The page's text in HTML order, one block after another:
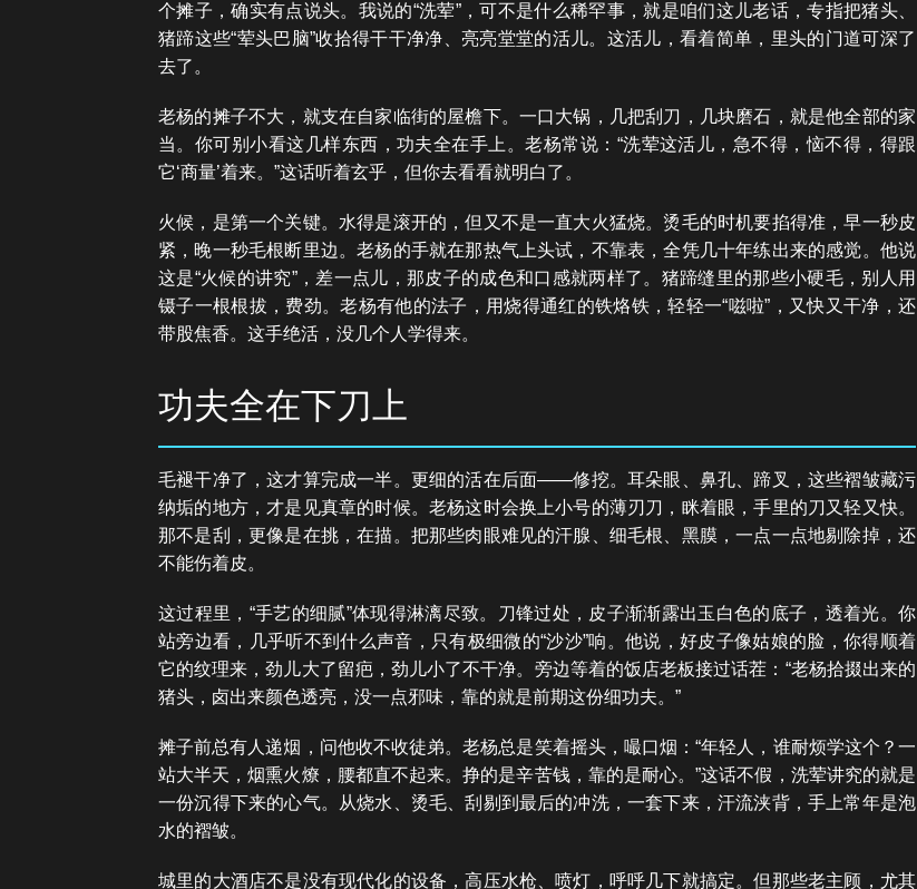
个摊子，确实有点说头。我说的“洗荤”，可不是什么稀罕事，就是咱们这儿老话，专指把猪头、
猪蹄这些“荤头巴脑”收拾得干干净净、亮亮堂堂的活儿。这活儿，看着简单，里头的门道可深了
去了。
老杨的摊子不大，就支在自家临街的屋檐下。一口大锅，几把刮刀，几块磨石，就是他全部的家
当。你可别小看这几样东西，功夫全在手上。老杨常说：“洗荤这活儿，急不得，恼不得，得跟
它‘商量’着来。”这话听着玄乎，但你去看看就明白了。
火候，是第一个关键。水得是滚开的，但又不是一直大火猛烧。烫毛的时机要掐得准，早一秒皮
紧，晚一秒毛根断里边。老杨的手就在那热气上头试，不靠表，全凭几十年练出来的感觉。他说
这是“火候的讲究”，差一点儿，那皮子的成色和口感就两样了。猪蹄缝里的那些小硬毛，别人用
镊子一根根拔，费劲。老杨有他的法子，用烧得通红的铁烙铁，轻轻一“嗞啦”，又快又干净，还
带股焦香。这手绝活，没几个人学得来。
功夫全在下刀上
毛褪干净了，这才算完成一半。更细的活在后面——修挖。耳朵眼、鼻孔、蹄叉，这些褶皱藏污
纳垢的地方，才是见真章的时候。老杨这时会换上小号的薄刃刀，眯着眼，手里的刀又轻又快。
那不是刮，更像是在挑，在描。把那些肉眼难见的汗腺、细毛根、黑膜，一点一点地剔除掉，还
不能伤着皮。
这过程里，“手艺的细腻”体现得淋漓尽致。刀锋过处，皮子渐渐露出玉白色的底子，透着光。你
站旁边看，几乎听不到什么声音，只有极细微的“沙沙”响。他说，好皮子像姑娘的脸，你得顺着
它的纹理来，劲儿大了留疤，劲儿小了不干净。旁边等着的饭店老板接过话茬：“老杨拾掇出来的
猪头，卤出来颜色透亮，没一点邪味，靠的就是前期这份细功夫。”
摊子前总有人递烟，问他收不收徒弟。老杨总是笑着摇头，嘬口烟：“年轻人，谁耐烦学这个？一
站大半天，烟熏火燎，腰都直不起来。挣的是辛苦钱，靠的是耐心。”这话不假，洗荤讲究的就是
一份沉得下来的心气。从烧水、烫毛、刮剔到最后的冲洗，一套下来，汗流浃背，手上常年是泡
水的褶皱。
城里的大酒店不是没有现代化的设备，高压水枪、喷灯，呼呼几下就搞定。但那些老主顾，尤其